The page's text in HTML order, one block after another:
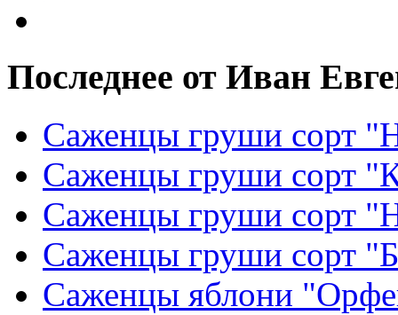
Последнее от Иван
Саженцы груши сорт
Саженцы груши сорт
Саженцы груши сорт
Саженцы груши сорт
Саженцы яблони